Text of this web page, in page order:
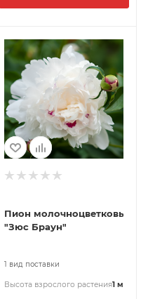
Пион молочноцветковый
"Зюс Браун"
1 вид поставки
Высота взрослого растения1 м